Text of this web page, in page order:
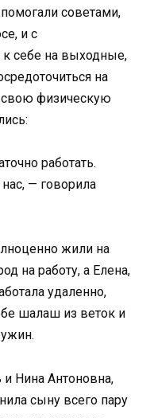
советами,
и с
к себе на выходные,
на
свою физическую
работать.
— говорила
жили на
на работу, а Елена,
удаленно,
шалаш из веток и
Нина Антоновна,
сыну всего пару